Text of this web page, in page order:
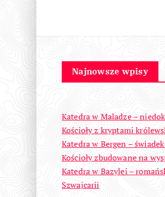
Najnowsze wpisy
Katedra w Maladze –
Kościoły z kryptami
Katedra w Bergen –
Kościoły zbudowane na
Katedra w Bazylei –
Szwajcarii